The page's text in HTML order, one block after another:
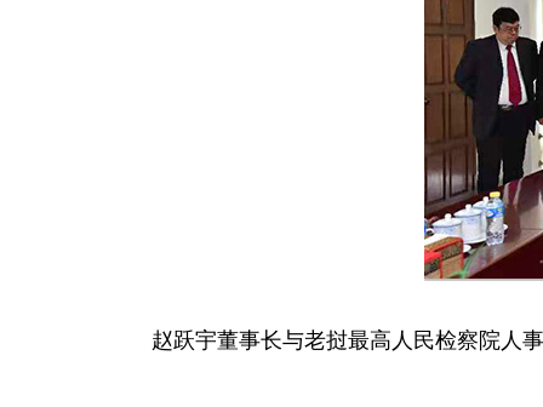
赵跃宇董事长与老挝最高人民检察院人